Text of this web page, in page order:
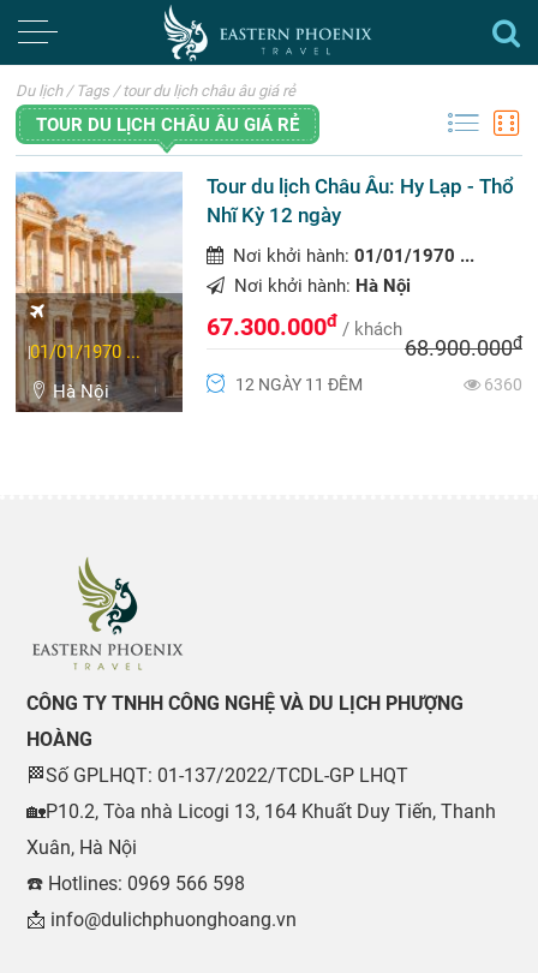
Du lịch / Tags / tour du lịch châu âu giá rẻ
TOUR DU LỊCH CHÂU ÂU GIÁ RẺ
01/01/1970 ...
Hà Nội
Tour du lịch Châu Âu: Hy Lạp - Thổ
Nhĩ Kỳ 12 ngày
Nơi khởi hành:01/01/1970 ...
Nơi khởi hành: Hà Nội
67.300.000đ / khách
68.900.000đ
12 NGÀY 11 ĐÊM 6360
CÔNG TY TNHH CÔNG NGHỆ VÀ DU LỊCH PHƯỢNG
HOÀNG
🏁Số GPLHQT: 01-137/2022/TCDL-GP LHQT
🏡P10.2, Tòa nhà Licogi 13, 164 Khuất Duy Tiến, Thanh
Xuân, Hà Nội
☎️ Hotlines: 0969 566 598
📩 info@dulichphuonghoang.vn